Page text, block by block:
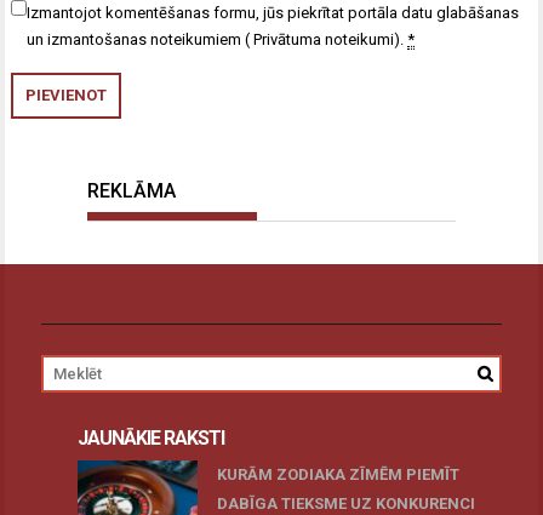
Izmantojot komentēšanas formu, jūs piekrītat portāla datu glabāšanas
un izmantošanas noteikumiem ( Privātuma noteikumi).*
REKLĀMA
JAUNĀKIE RAKSTI
KURĀM ZODIAKA ZĪMĒM PIEMĪT
DABĪGA TIEKSME UZ KONKURENCI